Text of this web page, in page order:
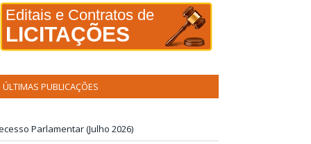
Editais e Contratos de
LICITAÇÕES
ÚLTIMAS PUBLICAÇÕES
Parlamentar (Julho 2026)